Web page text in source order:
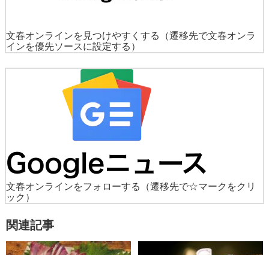
文春オンラインを見つけやすくする
（遷移先で文春オンラ
インを優先ソースに設定する）
文春オンラインをフォローする
（遷移先で☆マークをクリ
ック）
関連記事